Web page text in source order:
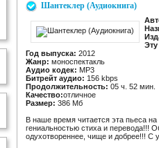
Шантеклер (Аудиокнига)
Эту
Год выпуска: 2012
Жанр: моноспектакль
Аудио кодек: MP3
Битрейт аудио: 156 kbps
Продолжительность: 05 ч. 52 мин.
Качество:отличное
Размер: 386 Мб
В наше время читается эта пьеса
гениальностью стиха и перевода!!!
одухотвореннее, чище и добрее!!!